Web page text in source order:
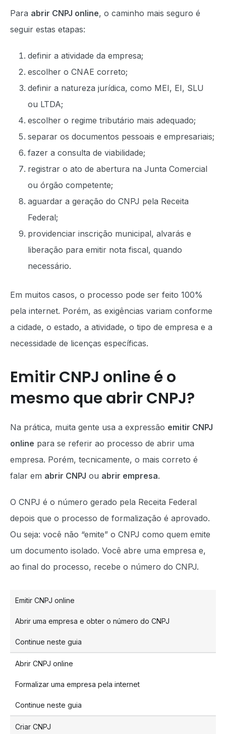
Para abrir CNPJ online, o caminho mais seguro é
seguir estas etapas:
definir a atividade da empresa;
escolher o CNAE correto;
definir a natureza jurídica, como MEI, EI, SLU
ou LTDA;
escolher o regime tributário mais adequado;
separar os documentos pessoais e empresariais;
fazer a consulta de viabilidade;
registrar o ato de abertura na Junta Comercial
ou órgão competente;
aguardar a geração do CNPJ pela Receita
Federal;
providenciar inscrição municipal, alvarás e
liberação para emitir nota fiscal, quando
necessário.
Em muitos casos, o processo pode ser feito 100%
pela internet. Porém, as exigências variam conforme
a cidade, o estado, a atividade, o tipo de empresa e a
necessidade de licenças específicas.
Emitir CNPJ online é o
mesmo que abrir CNPJ?
Na prática, muita gente usa a expressão emitir CNPJ
online para se referir ao processo de abrir uma
empresa. Porém, tecnicamente, o mais correto é
falar em abrir CNPJ ou abrir empresa.
O CNPJ é o número gerado pela Receita Federal
depois que o processo de formalização é aprovado.
Ou seja: você não “emite” o CNPJ como quem emite
um documento isolado. Você abre uma empresa e,
ao final do processo, recebe o número do CNPJ.
Emitir CNPJ online
Abrir uma empresa e obter o número do CNPJ
Continue neste guia
Abrir CNPJ online
Formalizar uma empresa pela internet
Continue neste guia
Criar CNPJ